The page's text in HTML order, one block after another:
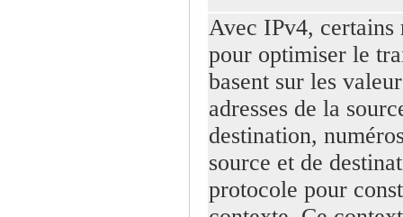
Avec IPv4, certains
pour optimiser le
basent sur les
adresses de la
destination,
source et de
protocole pour